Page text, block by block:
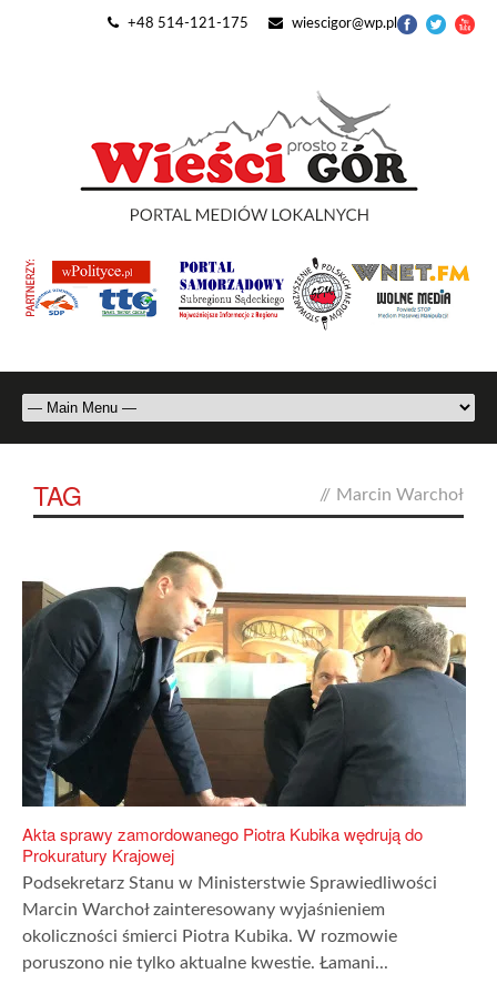
+48 514-121-175 wiescigor@wp.pl
TAG // Marcin Warchoł
Akta sprawy zamordowanego Piotra Kubika wędrują do
Prokuratury Krajowej
Podsekretarz Stanu w Ministerstwie Sprawiedliwości
Marcin Warchoł zainteresowany wyjaśnieniem
okoliczności śmierci Piotra Kubika. W rozmowie
poruszono nie tylko aktualne kwestie. Łamani...